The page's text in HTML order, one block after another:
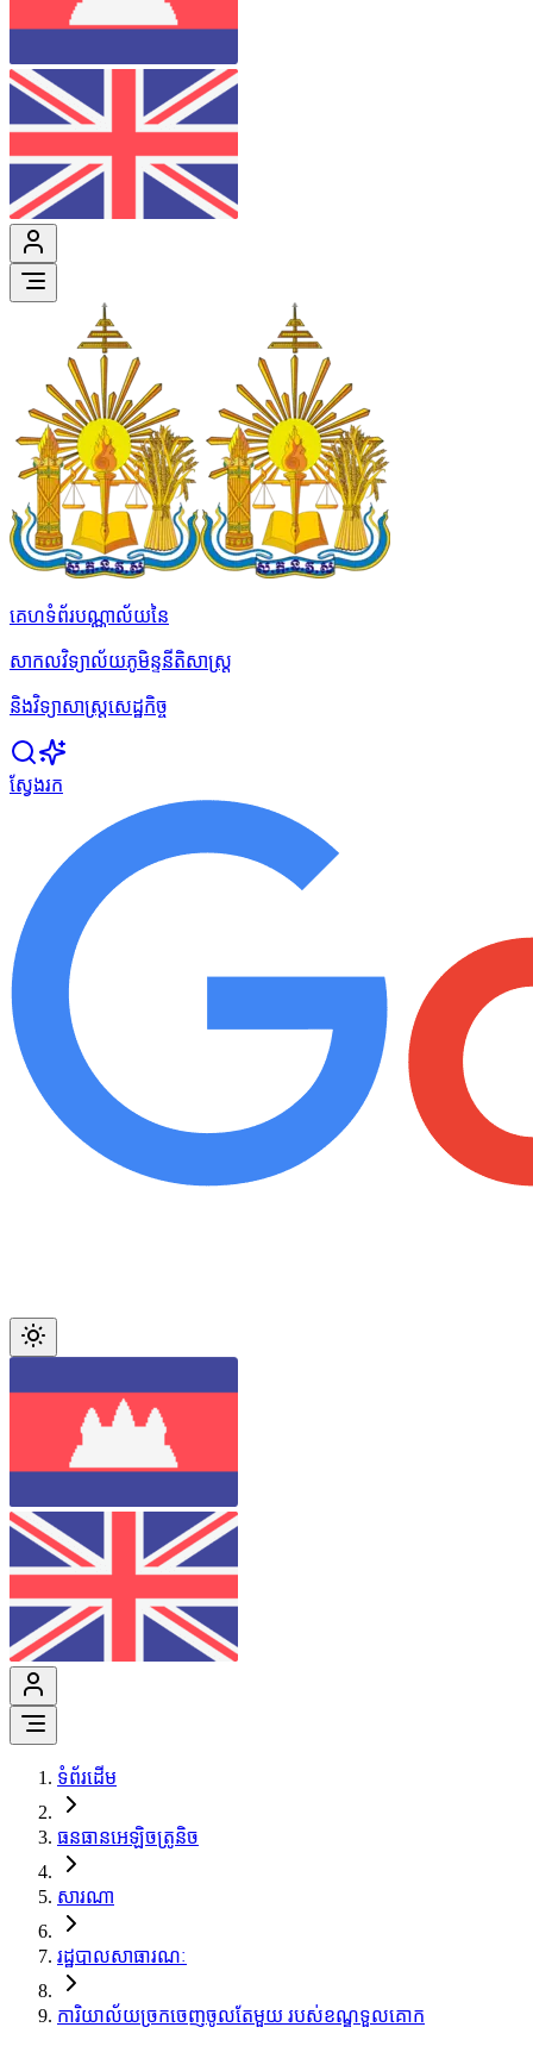
គេហទំព័របណ្ណាល័យនៃ
សាកលវិទ្យាល័យភូមិន្ទនីតិសាស្ត្រ
និងវិទ្យាសាស្ត្រសេដ្ឋកិច្ច
ស្វែងរក
ទំព័រដើម
ធនធានអេឡិចត្រូនិច
សារណា
រដ្ឋបាលសាធារណៈ
ការិយាល័យច្រកចេញចូលតែមួយ របស់ខណ្ឌទួលគោក